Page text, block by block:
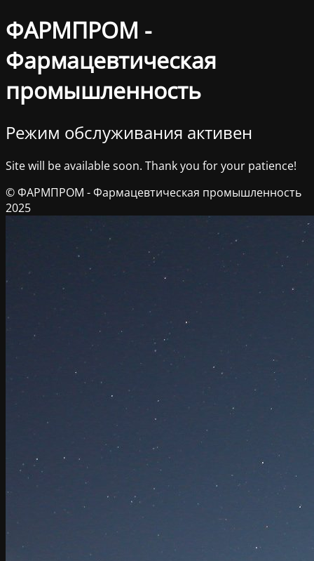
ФАРМПРОМ -
Фармацевтическая
промышленность
Режим обслуживания активен
Site will be available soon. Thank you for your patience!
© ФАРМПРОМ - Фармацевтическая промышленность
2025